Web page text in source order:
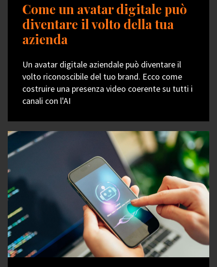
Come un avatar digitale può
diventare il volto della tua
azienda
Un avatar digitale aziendale può diventare il
volto riconoscibile del tuo brand. Ecco come
costruire una presenza video coerente su tutti i
canali con l'AI